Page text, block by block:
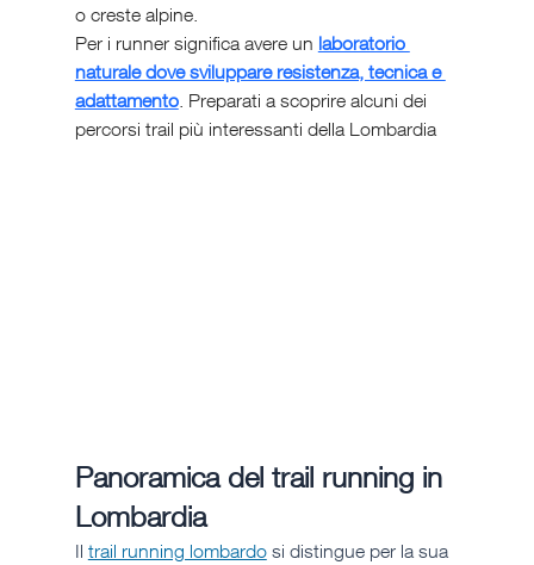
o creste alpine.
Per i runner significa avere un laboratorio
naturale dove sviluppare resistenza, tecnica e
adattamento. Preparati a scoprire alcuni dei
percorsi trail più interessanti della Lombardia
Panoramica del trail running in
Lombardia
Il trail running lombardo si distingue per la sua